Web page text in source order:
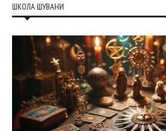
ШКОЛА ШУВАНИ